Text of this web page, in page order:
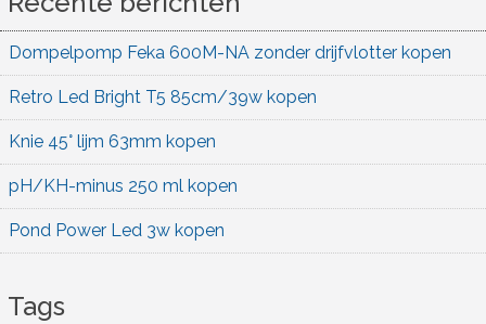
Dompelpomp Feka 600M-NA zonder drijfvlotter kopen
Retro Led Bright T5 85cm/39w kopen
Knie 45° lijm 63mm kopen
pH/KH-minus 250 ml kopen
Pond Power Led 3w kopen
Tags